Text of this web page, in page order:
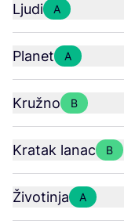
Ljudi A
Planet A
Kružno B
Kratak lanac B
Životinja A